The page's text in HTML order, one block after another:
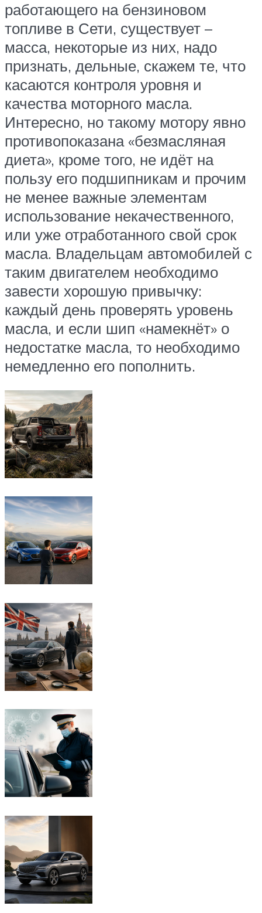
работающего на бензиновом
топливе в Сети, существует –
масса, некоторые из них, надо
признать, дельные, скажем те, что
касаются контроля уровня и
качества моторного масла.
Интересно, но такому мотору явно
противопоказана «безмасляная
диета», кроме того, не идёт на
пользу его подшипникам и прочим
не менее важные элементам
использование некачественного,
или уже отработанного свой срок
масла. Владельцам автомобилей с
таким двигателем необходимо
завести хорошую привычку:
каждый день проверять уровень
масла, и если шип «намекнёт» о
недостатке масла, то необходимо
немедленно его пополнить.